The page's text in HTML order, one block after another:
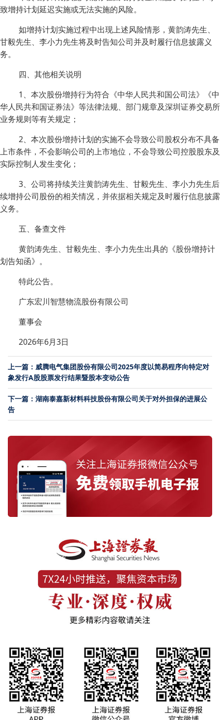
致增持计划延迟实施或无法实施的风险。
如增持计划实施过程中出现上述风险情形，黄韵涛先生、
甘毅先生、李小力先生将及时告知公司并及时履行信息披露义
务。
四、其他相关说明
1、本次股份增持行为符合《中华人民共和国公司法》《中
华人民共和国证券法》等法律法规、部门规章及深圳证券交易所
业务规则等有关规定；
2、本次股份增持计划的实施不会导致公司股权分布不具备
上市条件，不会影响公司的上市地位，不会导致公司控股股东及
实际控制人发生变化；
3、公司将持续关注黄韵涛先生、甘毅先生、李小力先生后
续增持公司股份的相关情况，并依据相关规定及时履行信息披露
义务。
五、备查文件
黄韵涛先生、甘毅先生、李小力先生出具的《股份增持计
划告知函》。
特此公告。
广东宏川智慧物流股份有限公司
董事会
2026年6月3日
上一篇：威腾电气集团股份有限公司2025年度以简易程序向特定对
象发行A股股票发行结果暨股本变动公告
下一篇：湖南泰嘉新材料科技股份有限公司关于对外担保的进展公
告